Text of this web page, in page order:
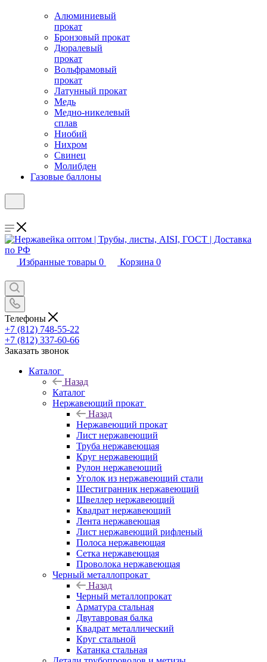
Алюминиевый
прокат
Бронзовый прокат
Дюралевый
прокат
Вольфрамовый
прокат
Латунный прокат
Медь
Медно-никелевый
сплав
Ниобий
Нихром
Свинец
Молибден
Газовые баллоны
Избранные товары 0 Корзина 0
Телефоны
+7 (812) 748-55-22
+7 (812) 337-60-66
Заказать звонок
Каталог
Назад
Каталог
Нержавеющий прокат
Назад
Нержавеющий прокат
Лист нержавеющий
Труба нержавеющая
Круг нержавеющий
Рулон нержавеющий
Уголок из нержавеющий стали
Шестигранник нержавеющий
Швеллер нержавеющий
Квадрат нержавеющий
Лента нержавеющая
Лист нержавеющий рифленый
Полоса нержавеющая
Сетка нержавеющая
Проволока нержавеющая
Черный металлопрокат
Назад
Черный металлопрокат
Арматура стальная
Двутавровая балка
Квадрат металлический
Круг стальной
Катанка стальная